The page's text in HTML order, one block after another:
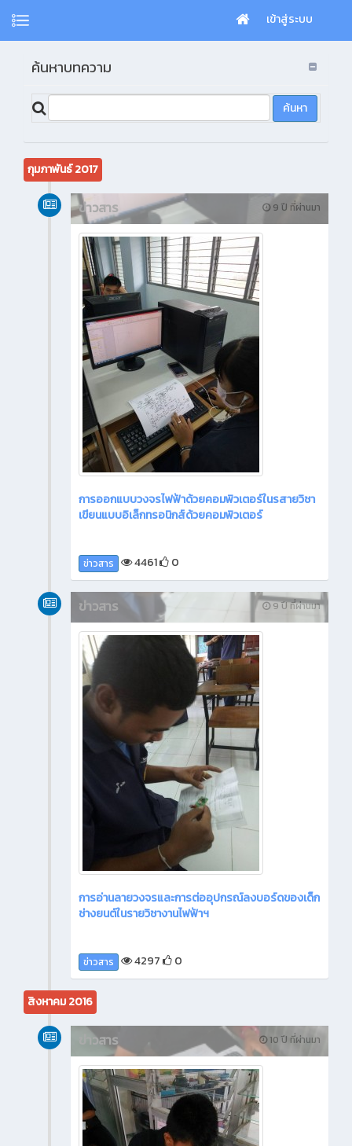
เข้าสู่ระบบ
ค้นหาบทความ
กุมภาพันธ์ 2017
9 ปี ที่ผ่านมา
ข่าวสาร
การออกแบบวงจรไฟฟ้าด้วยคอมพิวเตอร์ในรสายวิชา
เขียนแบบอิเล็กทรอนิกส์ด้วยคอมพิวเตอร์
ข่าวสาร 4461 0
9 ปี ที่ผ่านมา
ข่าวสาร
การอ่านลายวงจรและการต่ออุปกรณ์ลงบอร์ดของเด็ก
ช่างยนต์ในรายวิชางานไฟฟ้าฯ
ข่าวสาร 4297 0
สิงหาคม 2016
10 ปี ที่ผ่านมา
ข่าวสาร